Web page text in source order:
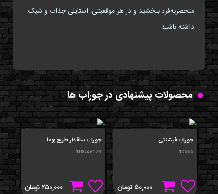
منحصربه‌فرد ببخشید و در هر موقعیتی، استایلی جذاب و شیک
داشته باشید.
محصولات پیشنهادی در جوراب ها
جوراب فیشنتی
10565
۵۰,۰۰۰ تومان
جوراب ساقدار طرح پوما
10355/179
۲۵۰,۰۰۰تومان